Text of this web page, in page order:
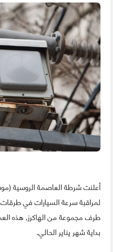
أعلنت شرطة العاصمة الروسية
لمراقبة سرعة السيارات في
طرف مجموعة من الهاكرز, هذه
بداية شهر يناير الحالي.